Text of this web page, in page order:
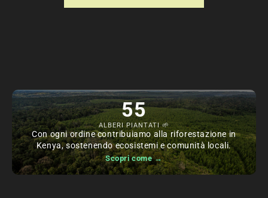
55
ALBERI PIANTATI 🌱
Con ogni ordine contribuiamo alla riforestazione in
Kenya, sostenendo ecosistemi e comunità locali.
Scopri come →